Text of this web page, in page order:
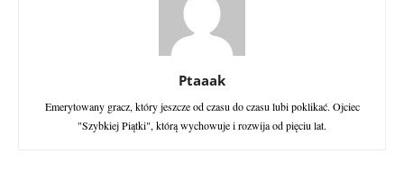
Ptaaak
Emerytowany gracz, który jeszcze od czasu do czasu lubi poklikać. Ojciec
"Szybkiej Piątki", którą wychowuje i rozwija od pięciu lat.